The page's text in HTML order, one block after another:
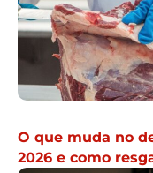
O que muda no
2026 e como